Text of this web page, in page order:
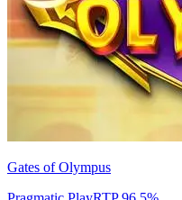
Gates of Olympus